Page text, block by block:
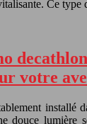
Ce type
votre
installé
douce lumière